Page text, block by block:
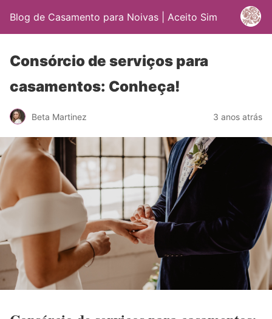
Blog de Casamento para Noivas | Aceito Sim
Consórcio de serviços para
casamentos: Conheça!
Beta Martinez 3 anos atrás